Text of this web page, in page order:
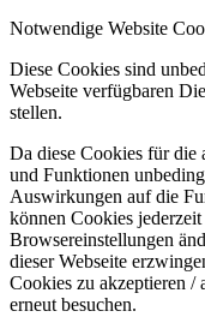
Notwendige Website
Diese Cookies sind
Webseite verfügbaren
stellen.
Da diese Cookies für die
und Funktionen
Auswirkungen auf die
können Cookies
Browsereinstellungen
dieser Webseite
Cookies zu akzeptieren /
erneut besuchen.